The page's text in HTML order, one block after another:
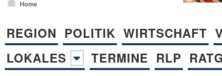
Home
REGION POLITIK WIRTSCHAFT
LOKALES
TERMINE RLP